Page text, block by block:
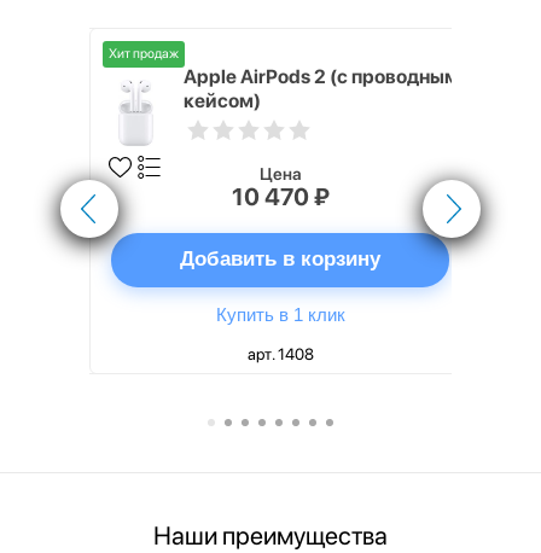
Хит продаж
Apple AirPods 2 (с проводным
кейсом)
Цена
10 470 ₽
Добавить в корзину
Купить в 1 клик
арт. 1408
Наши преимущества